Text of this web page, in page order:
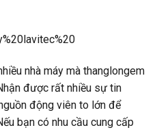
nhà máy mà thanglongem
được rất nhiều sự tin
động viên to lớn để
bạn có nhu cầu cung cấp